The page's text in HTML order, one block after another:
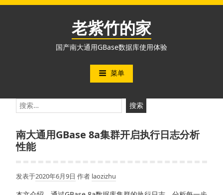
跳
老紫竹的家
国产南大通用GBase数据库使用体验
菜单
搜
索：
南大通用GBase 8a集群开启执行日志分析
性能
发表于2020年6月9日 作者 laozizhu